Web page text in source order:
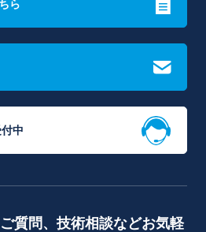
ら
中
質問、技術相談などお気軽